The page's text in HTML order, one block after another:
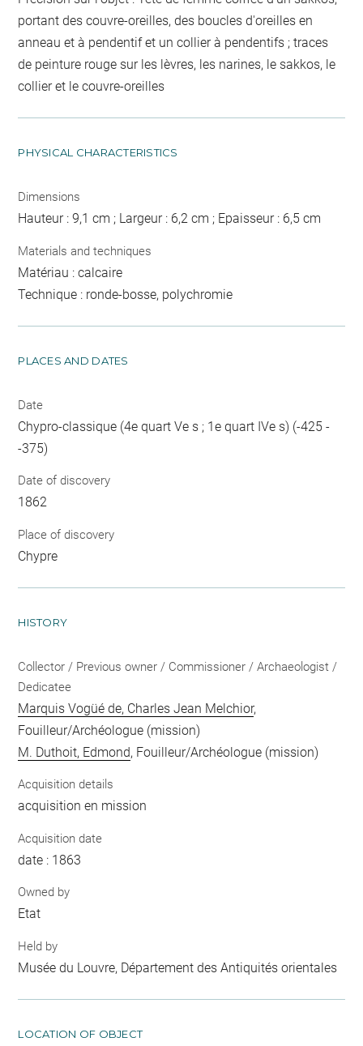
portant des couvre-oreilles, des boucles d'oreilles en
anneau et à pendentif et un collier à pendentifs ; traces
de peinture rouge sur les lèvres, les narines, le sakkos, le
collier et le couvre-oreilles
PHYSICAL CHARACTERISTICS
Dimensions
Hauteur : 9,1 cm ; Largeur : 6,2 cm ; Epaisseur : 6,5 cm
Materials and techniques
Matériau : calcaire
Technique : ronde-bosse, polychromie
PLACES AND DATES
Date
Chypro-classique (4e quart Ve s ; 1e quart IVe s) (-425 -
-375)
Date of discovery
1862
Place of discovery
Chypre
HISTORY
Collector / Previous owner / Commissioner / Archaeologist /
Dedicatee
Marquis Vogüé de, Charles Jean Melchior,
Fouilleur/Archéologue (mission)
M. Duthoit, Edmond, Fouilleur/Archéologue (mission)
Acquisition details
acquisition en mission
Acquisition date
date : 1863
Owned by
Etat
Held by
Musée du Louvre, Département des Antiquités orientales
LOCATION OF OBJECT